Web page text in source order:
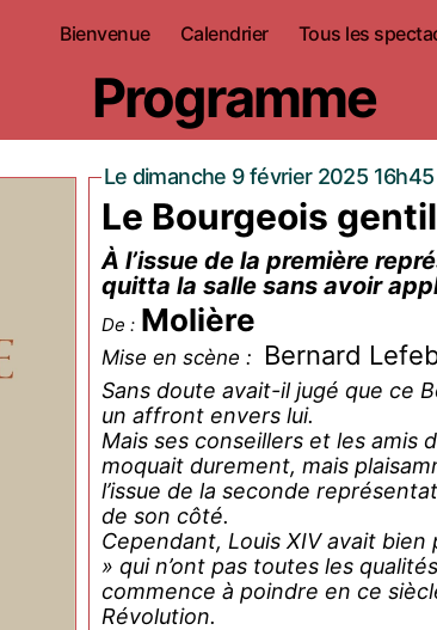
Bienvenue Calendrier Tous les
Programme
Le dimanche 9 février 2025
Le Bourgeois
À l’issue de la première
quitta la salle sans avoir
De : Molière
Mise en scène : Bernard
Sans doute avait-il jugé que ce
un affront envers lui.
Mais ses conseillers et les amis
moquait durement, mais
l’issue de la seconde
de son côté.
Cependant, Louis XIV avait
» qui n’ont pas toutes les
commence à poindre en ce
Révolution.